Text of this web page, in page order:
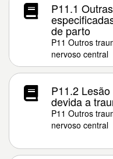
P11.1
de parto
P11 Outros
nervoso central
P11.2
devida a
P11 Outros
nervoso central